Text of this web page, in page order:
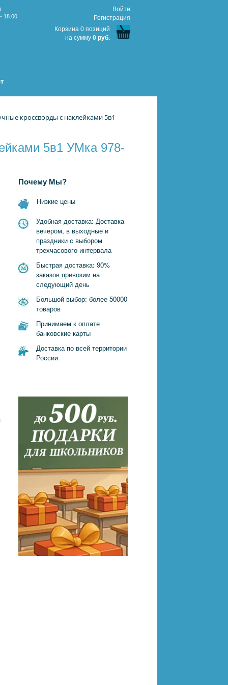
18.00
Войти
Регистрация
Корзина 0 позиций
на сумму 0 руб.
кроссворды с наклейками 5в1
5в1 УМка 978-
Почему Мы?
Низкие цены
Удобная доставка: Доставка
вечером, в выходные и
праздники с выбором
трехчасового интервала
Быстрая доставка: 90%
заказов привозим на
следующий день
Большой выбор: более 50000
товаров
Принимаем к оплате
банковские карты
Доставка по всей территории
России